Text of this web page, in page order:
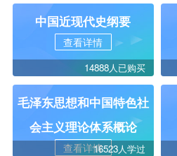
中国近现代史纲要
查看详情
14888人已购买
毛泽东思想和中国特色社
会主义理论体系概论
查看详情16523人学过